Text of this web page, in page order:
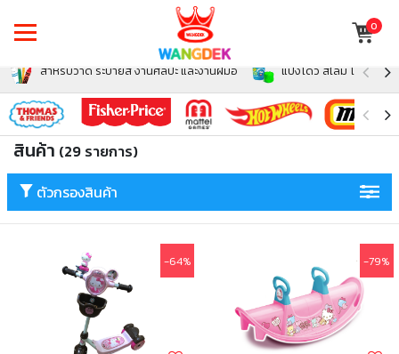
0
สำหรับวาด ระบายสี งานศิลปะ และงานฝีมือ แป้งโดว์ สไลม์ โฟม สำห
สินค้า (29 รายการ)
ตัวกรองสินค้า
-64% -79%